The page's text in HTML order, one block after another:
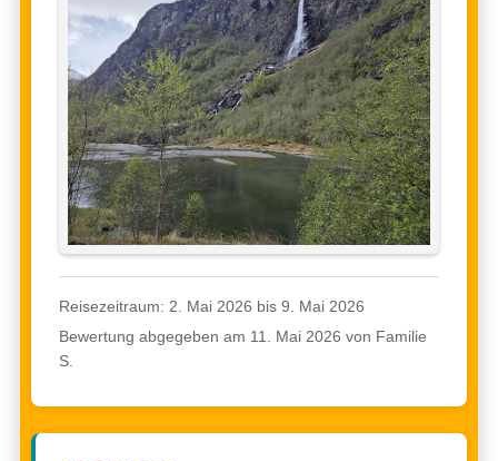
Reisezeitraum: 2. Mai 2026 bis 9. Mai 2026
Bewertung abgegeben am 11. Mai 2026 von Familie
S.